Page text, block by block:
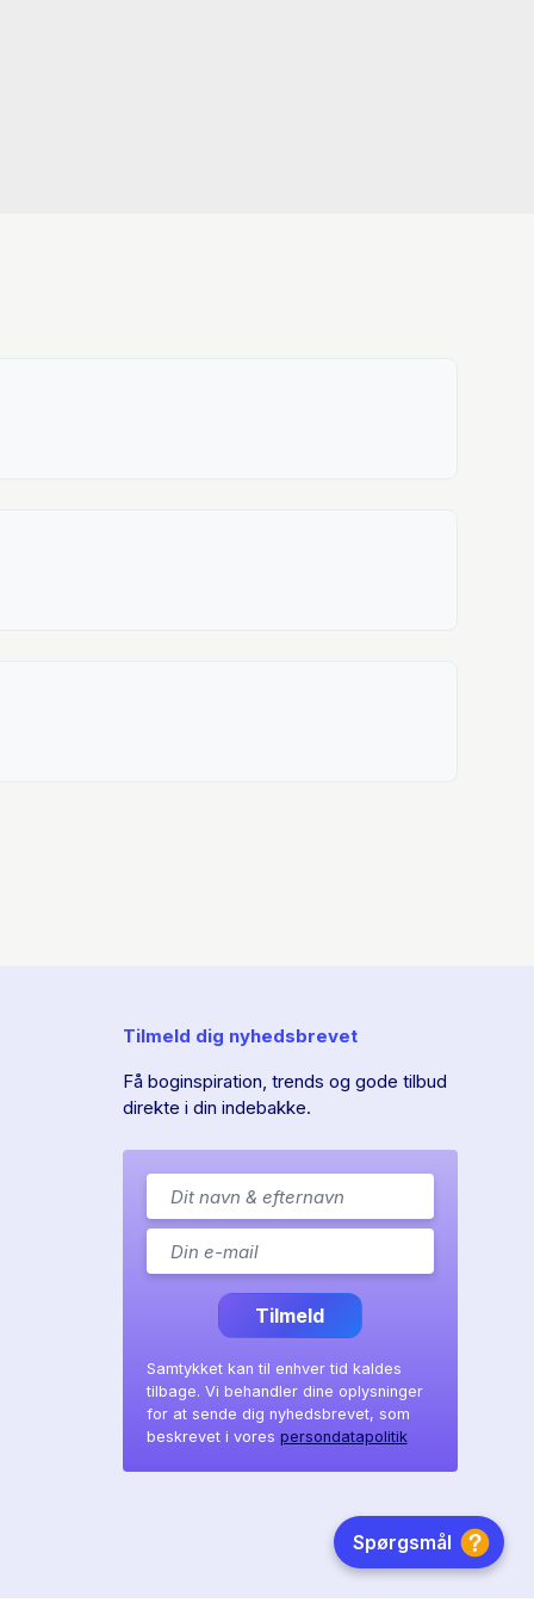
Tilmeld dig nyhedsbrevet
Få boginspiration, trends og gode tilbud
direkte i din indebakke.
Tilmeld
Samtykket kan til enhver tid kaldes
tilbage. Vi behandler dine oplysninger
for at sende dig nyhedsbrevet, som
beskrevet i vores persondatapolitik